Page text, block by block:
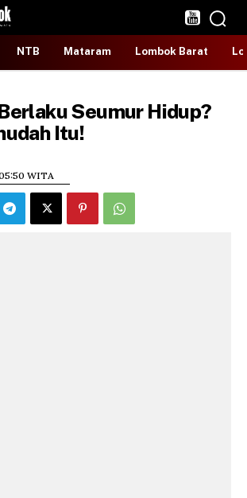
NTB Mataram Lombok Barat
Seumur Hidup?
Itu!
WITA